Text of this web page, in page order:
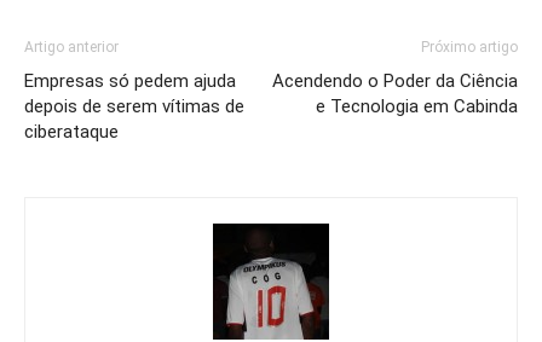
Artigo anterior
Empresas só pedem ajuda
depois de serem vítimas de
ciberataque
Próximo artigo
Acendendo o Poder da Ciência
e Tecnologia em Cabinda